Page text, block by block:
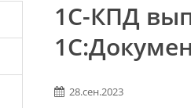
1С-КПД
28.сен.2023